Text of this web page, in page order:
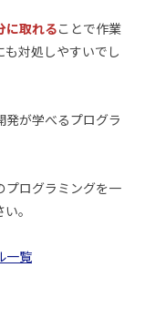
に取れることで作業
対処しやすいでし
が学べるプログラ
プログラミングを一
。
一覧